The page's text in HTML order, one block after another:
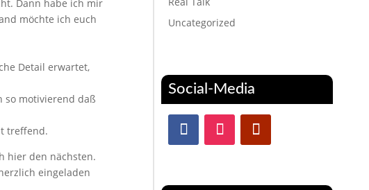
Dann habe ich mir
möchte ich euch
Detail erwartet,
so motivierend daß
treffend.
hier den nächsten.
eingeladen
Uncategorized
Social-Media